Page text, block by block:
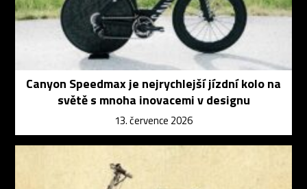
Canyon Speedmax je nejrychlejší jízdní kolo na
světě s mnoha inovacemi v designu
13. července 2026